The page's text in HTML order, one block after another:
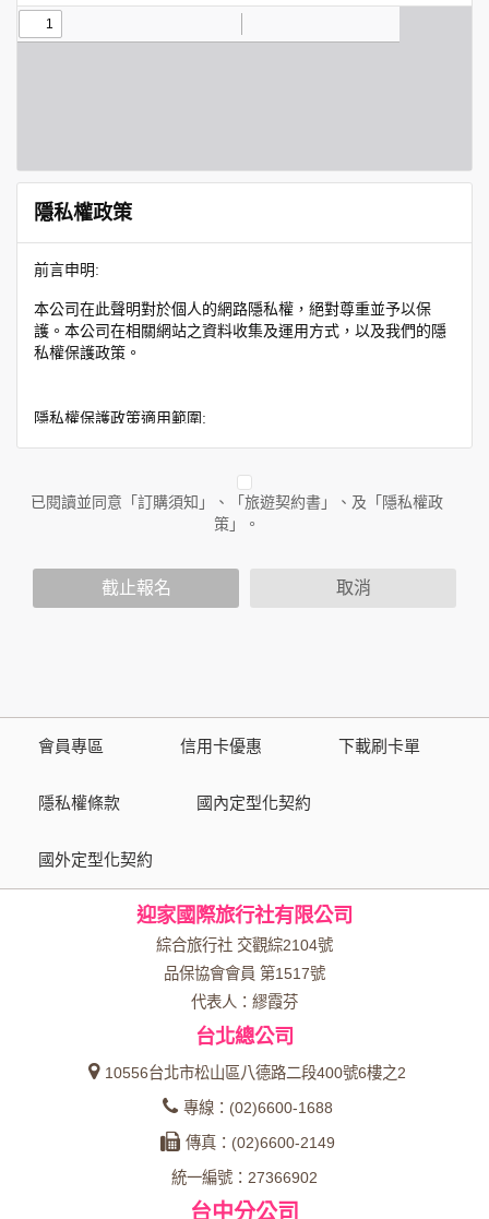
隱私權政策
前言申明:
本公司在此聲明對於個人的網路隱私權，絕對尊重並予以保
護。本公司在相關網站之資料收集及運用方式，以及我們的隱
私權保護政策。
隱私權保護政策適用範圍:
務時收集到的身份識別資料，也包括本公司如何處理在商業合
作與本公司合作時分享的任何身份識別資料。隱私權保護政策
不適用於本公司以外的公司或網站群，與非本站所僱用或管理
放連結的廠商也可能蒐集您個人的資料。對於您主動提供的個
人資訊，這些廣告廠商或連結網站有其個別的隱私權保護政
策，其資料處理措施不適用於本公司隱私權保護政策。
資料的蒐集與使用方式:
為了在本網站提供您最佳的互動性服務，可能會請您提供相關
本網站在您使用服務信箱、問卷調查等互動性功能時，會保留
於一般瀏覽時，伺服器會自行記錄相關行徑，包括您使用連線
設備的 IP 位址、使用時間、使用的瀏覽器、瀏覽及點選資料記
錄等，做為我們增進網站服務的參考依據，此記錄為內部應
用，決不對外公布。
為提供精確的服務，我們會將收集的問卷調查內容進行統計與
分析，分析結果之統計數據或說明文字呈現，除供內部研究
外，我們會視需要公佈統計數據及說明文字，但不涉及特定個
除非取得您的同意或其他法令之特別規定，本網站絕不會將您
的個人資料揭露予第三人或使用於蒐集目的以外之其他用途。
贈獎時，本網站會收集您的個人識別資料，本網站也可以從商
已閱讀並同意「訂購須知」、「旅遊契約書」、及「隱私權政
策」。
截止報名 取消
會員專區 信用卡優惠 下載刷卡單
隱私權條款 國內定型化契約
國外定型化契約
迎家國際旅行社有限公司
綜合旅行社 交觀綜2104號
品保協會會員 第1517號
代表人：繆霞芬
台北總公司
10556台北市松山區八德路二段400號6樓之2
專線：(02)6600-1688
傳真：(02)6600-2149
統一編號：27366902
台中分公司